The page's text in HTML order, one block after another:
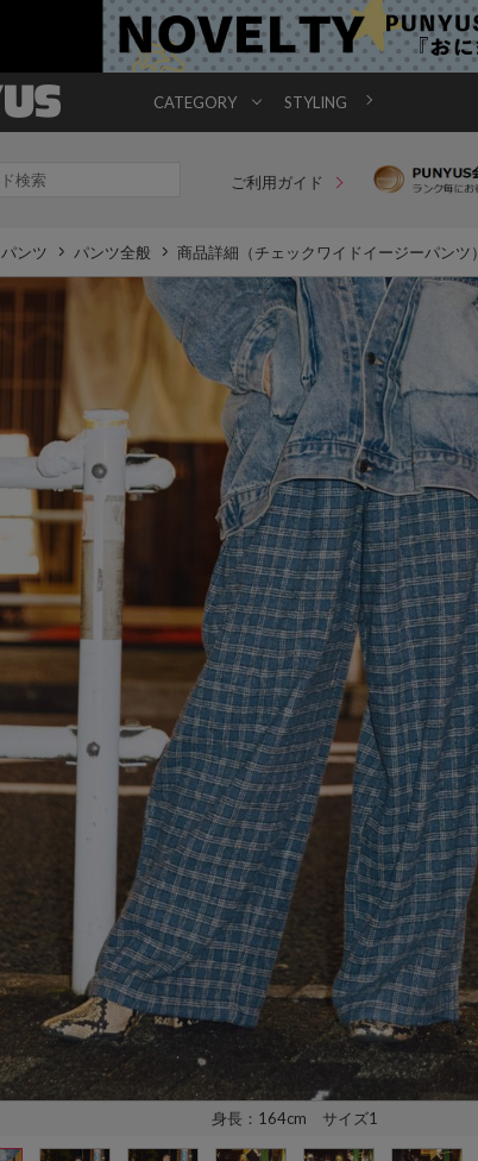
CATEGORY STYLING
ご利用ガイド
パンツ パンツ全般 商品詳細（チェックワイドイージーパンツ）
身長：164cm サイズ1